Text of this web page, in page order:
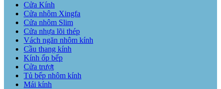
Cửa Kính
Cửa nhôm Xingfa
Cửa nhôm Slim
Cửa nhựa lõi thép
Vách ngăn nhôm kính
Cầu thang kính
Kính ốp bếp
Cửa trượt
Tủ bếp nhôm kính
Mái kính